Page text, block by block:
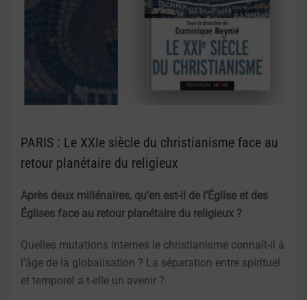
PARIS : Le XXIe siècle du christianisme face au
retour planétaire du religieux
Après deux millénaires, qu’en est-il de l’Église et des
Églises face au retour planétaire du religieux ?
Quelles mutations internes le christianisme connaît-il à
l’âge de la globalisation ? La séparation entre spirituel
et temporel a-t-elle un avenir ?